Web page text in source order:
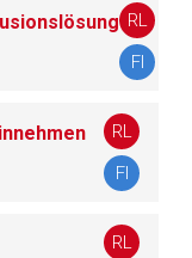
RL
FI
RL
FI
RL
Seite ist deren
dort ggf. andere
Zur Seite